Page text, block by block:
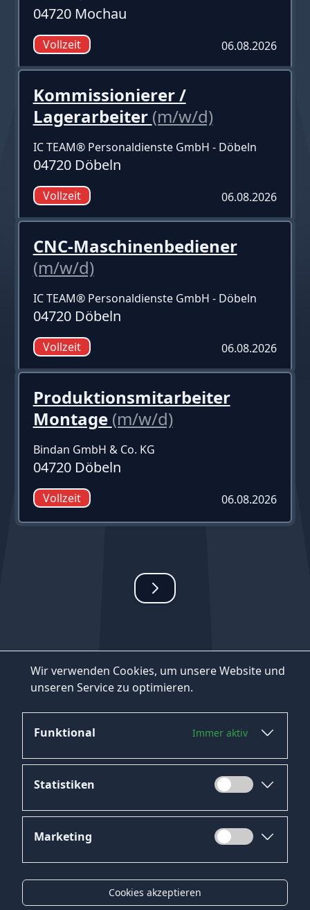
Wir verwenden Cookies, um unsere Website und
unseren Service zu optimieren.
Funktional Immer aktiv
Statistiken
Marketing
Cookies akzeptieren
04720 Mochau
Vollzeit 06.08.2026
Kommissionierer /
Lagerarbeiter (m/w/d)
IC TEAM® Personaldienste GmbH - Döbeln
04720 Döbeln
Vollzeit 06.08.2026
CNC-Maschinenbediener
(m/w/d)
IC TEAM® Personaldienste GmbH - Döbeln
04720 Döbeln
Vollzeit 06.08.2026
Produktionsmitarbeiter
Montage (m/w/d)
Bindan GmbH & Co. KG
04720 Döbeln
Vollzeit 06.08.2026
Datenschutz
Impressum
Kontakt